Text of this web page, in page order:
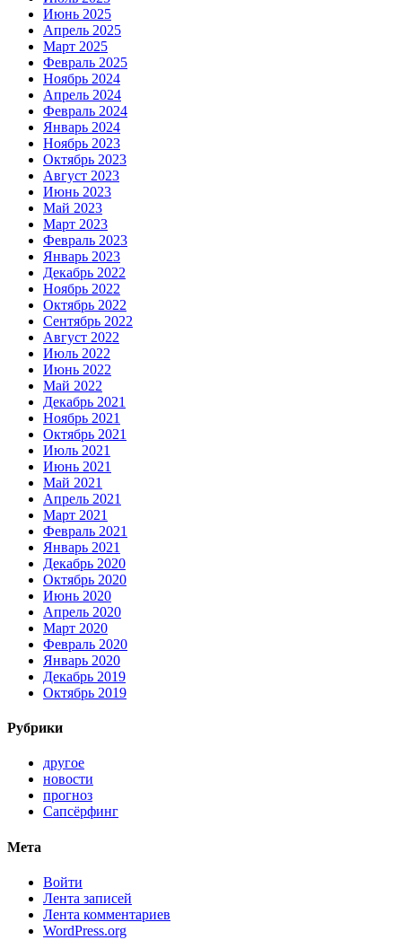
Июнь 2025
Апрель 2025
Март 2025
Февраль 2025
Ноябрь 2024
Апрель 2024
Февраль 2024
Январь 2024
Ноябрь 2023
Октябрь 2023
Август 2023
Июнь 2023
Май 2023
Март 2023
Февраль 2023
Январь 2023
Декабрь 2022
Ноябрь 2022
Октябрь 2022
Сентябрь 2022
Август 2022
Июль 2022
Июнь 2022
Май 2022
Декабрь 2021
Ноябрь 2021
Октябрь 2021
Июль 2021
Июнь 2021
Май 2021
Апрель 2021
Март 2021
Февраль 2021
Январь 2021
Декабрь 2020
Октябрь 2020
Июнь 2020
Апрель 2020
Март 2020
Февраль 2020
Январь 2020
Декабрь 2019
Октябрь 2019
Рубрики
другое
новости
прогноз
Сапсёрфинг
Мета
Войти
Лента записей
Лента комментариев
WordPress.org